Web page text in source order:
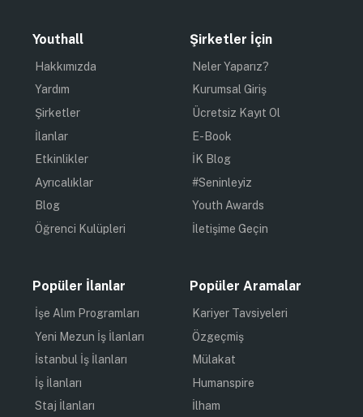
Youthall
Hakkımızda
Yardım
Şirketler
İlanlar
Etkinlikler
Ayrıcalıklar
Blog
Öğrenci Kulüpleri
Şirketler İçin
Neler Yaparız?
Kurumsal Giriş
Ücretsiz Kayıt Ol
E-Book
İK Blog
#Seninleyiz
Youth Awards
İletişime Geçin
Popüler İlanlar
İşe Alım Programları
Yeni Mezun İş İlanları
İstanbul İş İlanları
İş İlanları
Staj İlanları
Popüler Aramalar
Kariyer Tavsiyeleri
Özgeçmiş
Mülakat
Humanspire
İlham